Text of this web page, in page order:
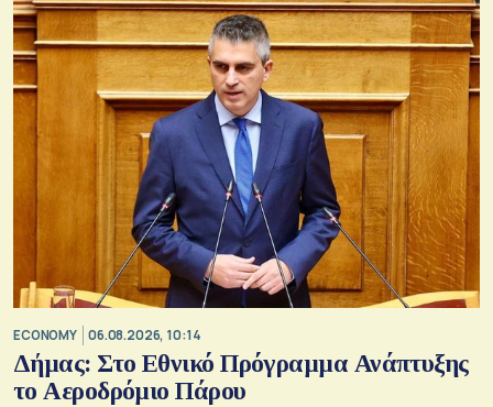
ECONOMY 06.08.2026, 10:14
Δήμας: Στο Εθνικό Πρόγραμμα Ανάπτυξης
το Αεροδρόμιο Πάρου